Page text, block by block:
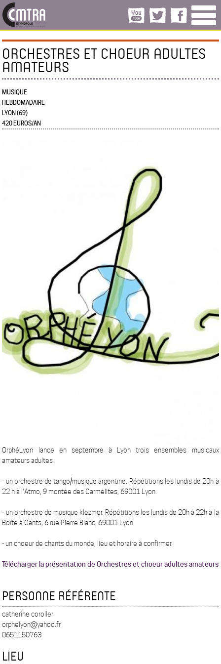
ORCHESTRES ET CHOEUR ADULTES
AMATEURS
MUSIQUE
HEBDOMADAIRE
LYON (69)
420 EUROS/AN
OrphéLyon lance en septembre à Lyon trois ensembles musicaux
amateurs adultes :
- un orchestre de tango/musique argentine. Répétitions les lundis de 20h à
22 h à l'Atmo, 9 montée des Carmélites, 69001 Lyon.
- un orchestre de musique klezmer. Répétitions les lundis de 20h à 22h à la
Boîte à Gants, 6 rue Pierre Blanc, 69001 Lyon.
- un choeur de chants du monde, lieu et horaire à confirmer.
Télécharger la présentation de Orchestres et choeur adultes amateurs
PERSONNE RÉFÉRENTE
catherine coroller
orphelyon@yahoo.fr
0651150763
LIEU